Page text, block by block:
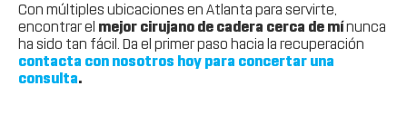
Con múltiples ubicaciones en Atlanta para servirte,
encontrar el mejor cirujano de cadera cerca de mínunca
ha sido tan fácil. Da el primer paso hacia la recuperación
contacta con nosotros hoy para concertar una
consulta.